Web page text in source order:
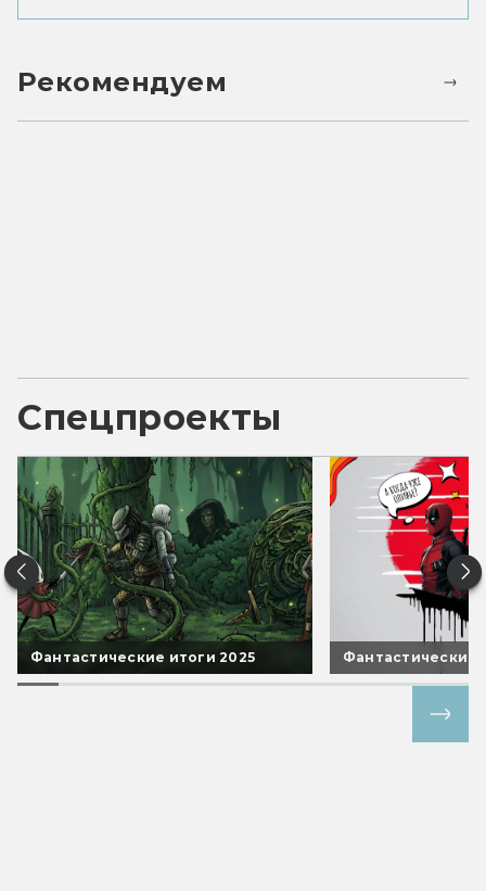
Рекомендуем
Спецпроекты
Фантастические итоги 2025 Фантастические